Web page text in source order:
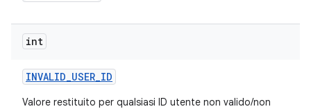
int
INVALID_USER_ID
Valore restituito per qualsiasi ID utente non valido/non